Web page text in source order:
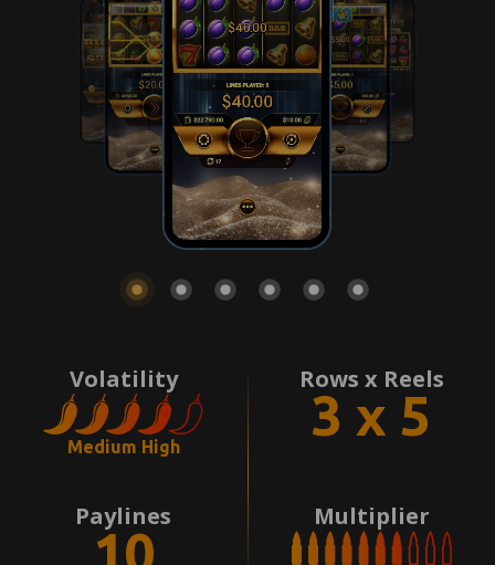
Volatility
Medium High
Rows x Reels
3 x 5
Paylines
10
Multiplier